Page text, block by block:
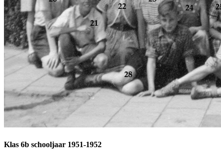
Klas 6b schooljaar 1951-1952